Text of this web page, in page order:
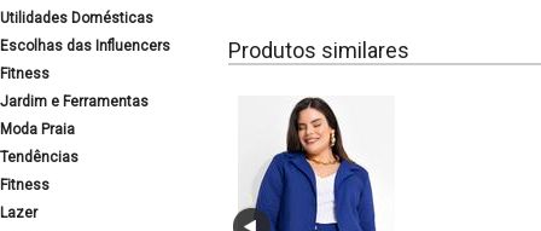
Utilidades Domésticas
Escolhas das Influencers
Fitness
Jardim e Ferramentas
Moda Praia
Tendências
Fitness
Lazer
Produtos similares